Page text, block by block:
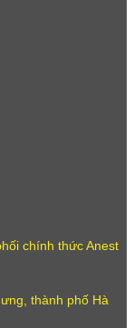
chính thức Anest
thành phố Hà